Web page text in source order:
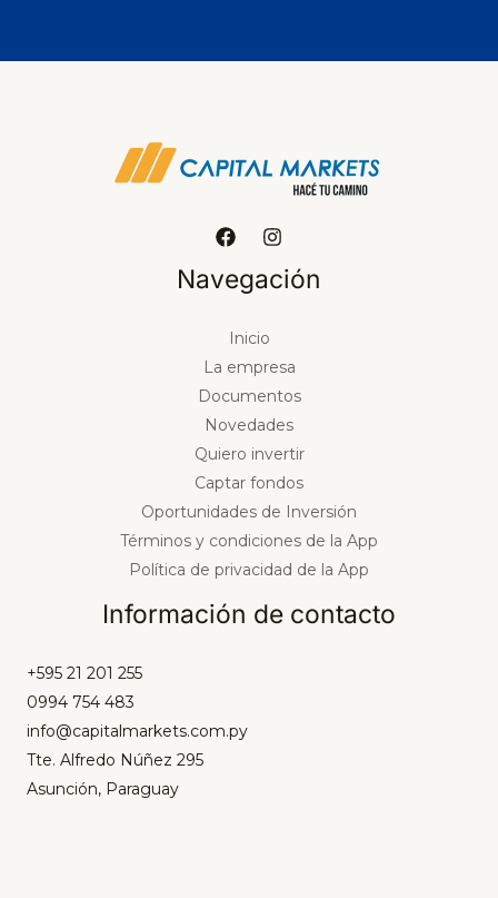
Navegación
Inicio
La empresa
Documentos
Novedades
Quiero invertir
Captar fondos
Oportunidades de Inversión
Términos y condiciones de la App
Política de privacidad de la App
Información de contacto
+595 21 201 255
0994 754 483
info@capitalmarkets.com.py
Tte. Alfredo Núñez 295
Asunción, Paraguay